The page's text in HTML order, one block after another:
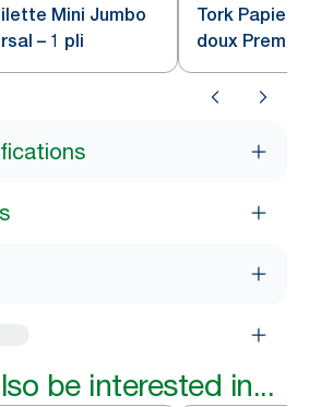
Mini Jumbo
– 1 pli
Tork Papier
doux
be interested in...